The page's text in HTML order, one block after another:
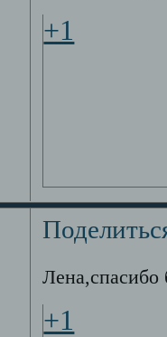
+1
+1